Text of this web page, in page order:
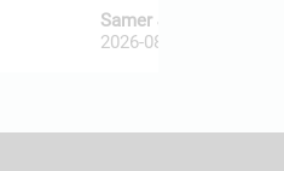
Samer Jatl
2026-08-03